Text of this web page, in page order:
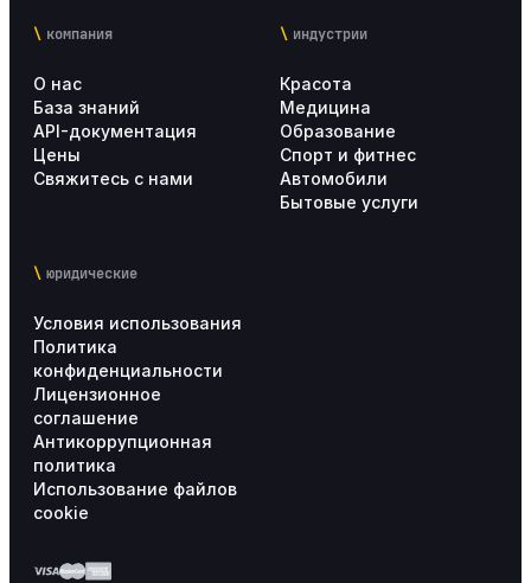
компания
О нас
База знаний
API-документация
Цены
Свяжитесь с нами
индустрии
Красота
Медицина
Образование
Спорт и фитнес
Автомобили
Бытовые услуги
юридические
Условия использования
Политика
конфиденциальности
Лицензионное
соглашение
Антикоррупционная
политика
Использование файлов
cookie